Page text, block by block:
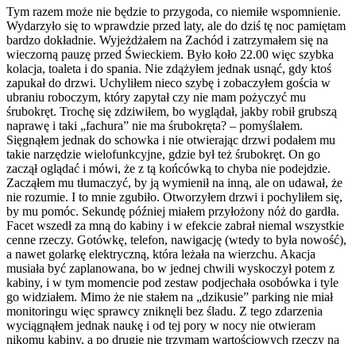
Tym razem może nie będzie to przygoda, co niemiłe wspomnienie.
Wydarzyło się to wprawdzie przed laty, ale do dziś tę noc pamiętam
bardzo dokładnie. Wyjeżdżałem na Zachód i zatrzymałem się na
wieczorną pauzę przed Świeckiem. Było koło 22.00 więc szybka
kolacja, toaleta i do spania. Nie zdążyłem jednak usnąć, gdy ktoś
zapukał do drzwi. Uchyliłem nieco szybę i zobaczyłem gościa w
ubraniu roboczym, który zapytał czy nie mam pożyczyć mu
śrubokręt. Trochę się zdziwiłem, bo wyglądał, jakby robił grubszą
naprawę i taki „fachura” nie ma śrubokręta? – pomyślałem.
Sięgnąłem jednak do schowka i nie otwierając drzwi podałem mu
takie narzędzie wielofunkcyjne, gdzie był też śrubokręt. On go
zaczął oglądać i mówi, że z tą końcówką to chyba nie podejdzie.
Zacząłem mu tłumaczyć, by ją wymienił na inną, ale on udawał, że
nie rozumie. I to mnie zgubiło. Otworzyłem drzwi i pochyliłem się,
by mu pomóc. Sekundę później miałem przyłożony nóż do gardła.
Facet wszedł za mną do kabiny i w efekcie zabrał niemal wszystkie
cenne rzeczy. Gotówkę, telefon, nawigację (wtedy to była nowość),
a nawet golarkę elektryczną, która leżała na wierzchu. Akacja
musiała być zaplanowana, bo w jednej chwili wyskoczył potem z
kabiny, i w tym momencie pod zestaw podjechała osobówka i tyle
go widziałem. Mimo że nie stałem na „dzikusie” parking nie miał
monitoringu więc sprawcy zniknęli bez śladu. Z tego zdarzenia
wyciągnąłem jednak naukę i od tej pory w nocy nie otwieram
nikomu kabiny, a po drugie nie trzymam wartościowych rzeczy na